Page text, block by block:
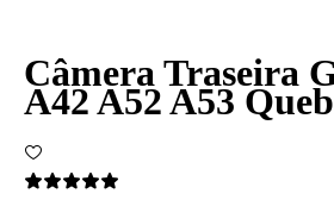
Câmera Traseira
A42 A52 A53